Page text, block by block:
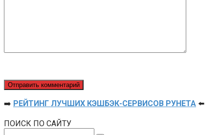
➡️ РЕЙТИНГ ЛУЧШИХ КЭШБЭК-СЕРВИСОВ РУНЕТА ⬅️
ПОИСК ПО САЙТУ